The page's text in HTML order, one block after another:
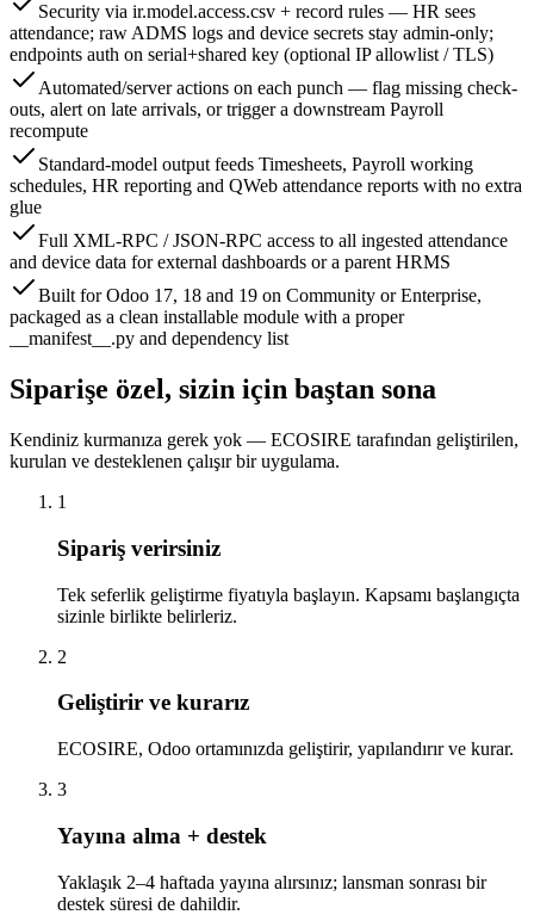
Security via ir.model.access.csv + record rules — HR sees
attendance; raw ADMS logs and device secrets stay admin-only;
endpoints auth on serial+shared key (optional IP allowlist / TLS)
Automated/server actions on each punch — flag missing check-
outs, alert on late arrivals, or trigger a downstream Payroll
recompute
Standard-model output feeds Timesheets, Payroll working
schedules, HR reporting and QWeb attendance reports with no extra
glue
Full XML-RPC / JSON-RPC access to all ingested attendance
and device data for external dashboards or a parent HRMS
Built for Odoo 17, 18 and 19 on Community or Enterprise,
packaged as a clean installable module with a proper
__manifest__.py and dependency list
Siparişe özel, sizin için baştan sona
Kendiniz kurmanıza gerek yok — ECOSIRE tarafından geliştirilen,
kurulan ve desteklenen çalışır bir uygulama.
1
Sipariş verirsiniz
Tek seferlik geliştirme fiyatıyla başlayın. Kapsamı başlangıçta
sizinle birlikte belirleriz.
2
Geliştirir ve kurarız
ECOSIRE, Odoo ortamınızda geliştirir, yapılandırır ve kurar.
3
Yayına alma + destek
Yaklaşık 2–4 haftada yayına alırsınız; lansman sonrası bir
destek süresi de dahildir.